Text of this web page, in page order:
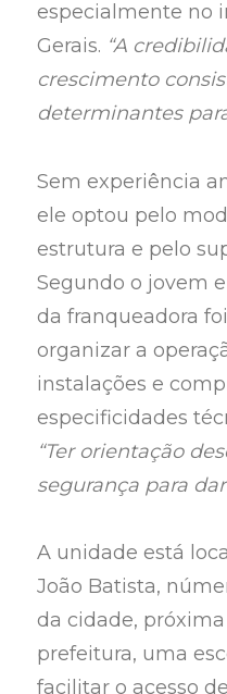
especialmente no
Gerais. “A
crescimento
determinantes
Sem experiência
ele optou pelo
estrutura e pelo
Segundo o jovem
da franqueadora
organizar a
instalações e
especificidades
“Ter orientação
segurança para dar
A unidade está
João Batista,
da cidade,
prefeitura, uma
facilitar o acesso